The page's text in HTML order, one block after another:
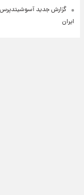
گزارش جدید
ایران